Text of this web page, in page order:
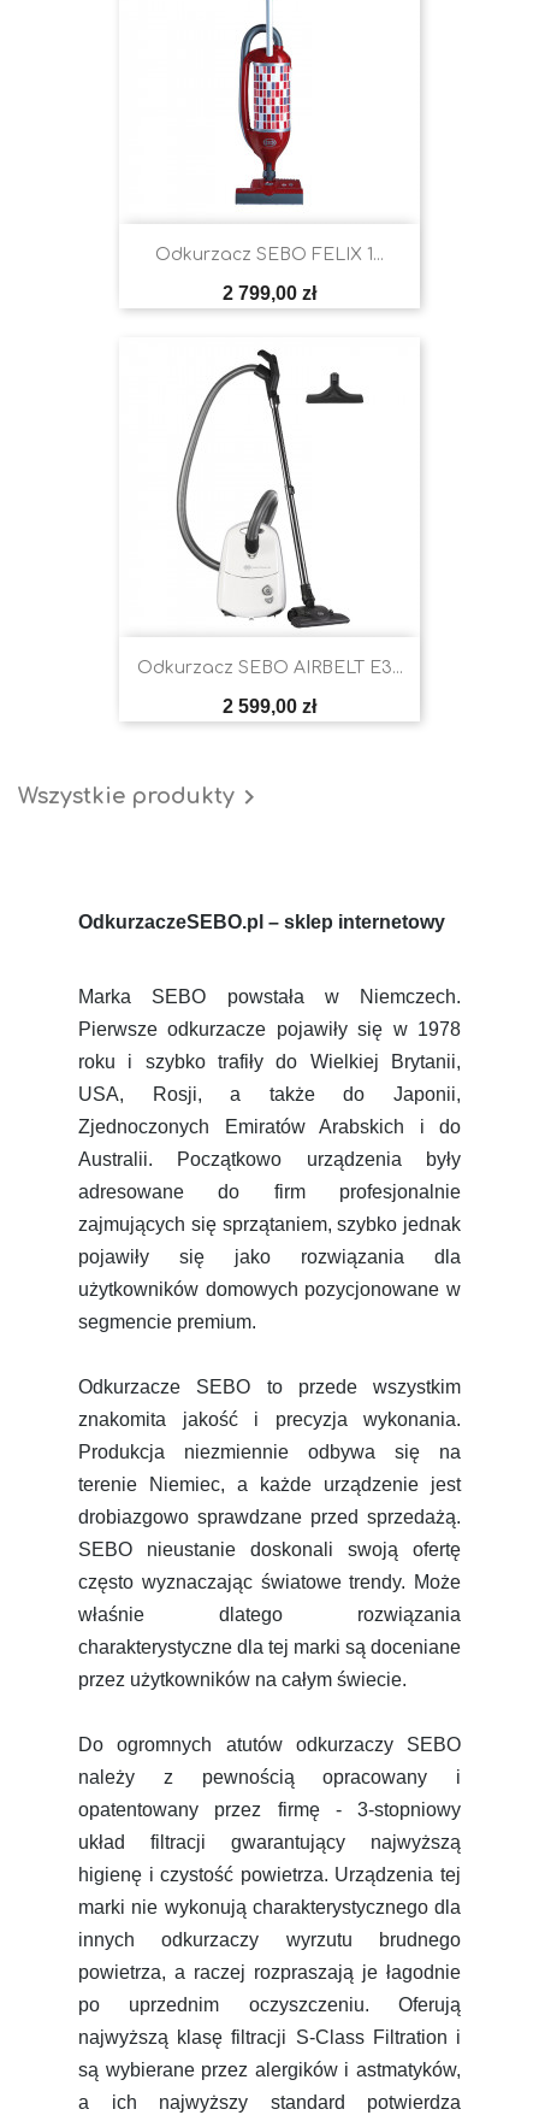
Odkurzacz SEBO FELIX 1...
Cena
2 799,00 zł
Odkurzacz SEBO AIRBELT E3...
Cena
2 599,00 zł
Wszystkie produkty 
OdkurzaczeSEBO.pl – sklep internetowy
Marka SEBO powstała w Niemczech.
Pierwsze odkurzacze pojawiły się w 1978
roku i szybko trafiły do Wielkiej Brytanii,
USA, Rosji, a także do Japonii,
Zjednoczonych Emiratów Arabskich i do
Australii. Początkowo urządzenia były
adresowane do firm profesjonalnie
zajmujących się sprzątaniem, szybko jednak
pojawiły się jako rozwiązania dla
użytkowników domowych pozycjonowane w
segmencie premium.
Odkurzacze SEBO to przede wszystkim
znakomita jakość i precyzja wykonania.
Produkcja niezmiennie odbywa się na
terenie Niemiec, a każde urządzenie jest
drobiazgowo sprawdzane przed sprzedażą.
SEBO nieustanie doskonali swoją ofertę
często wyznaczając światowe trendy. Może
właśnie dlatego rozwiązania
charakterystyczne dla tej marki są doceniane
przez użytkowników na całym świecie.
Do ogromnych atutów odkurzaczy SEBO
należy z pewnością opracowany i
opatentowany przez firmę - 3-stopniowy
układ filtracji gwarantujący najwyższą
higienę i czystość powietrza. Urządzenia tej
marki nie wykonują charakterystycznego dla
innych odkurzaczy wyrzutu brudnego
powietrza, a raczej rozpraszają je łagodnie
po uprzednim oczyszczeniu. Oferują
najwyższą klasę filtracji S-Class Filtration i
są wybierane przez alergików i astmatyków,
a ich najwyższy standard potwierdza